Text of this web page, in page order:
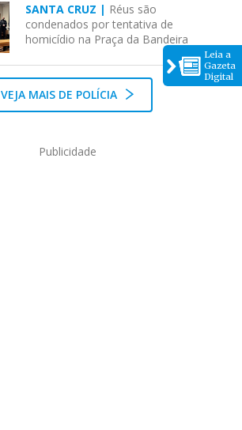
Leia a
Gazeta
Digital
SANTA CRUZ | Réus são
condenados por tentativa de
homicídio na Praça da Bandeira
VEJA MAIS DE POLÍCIA
Publicidade